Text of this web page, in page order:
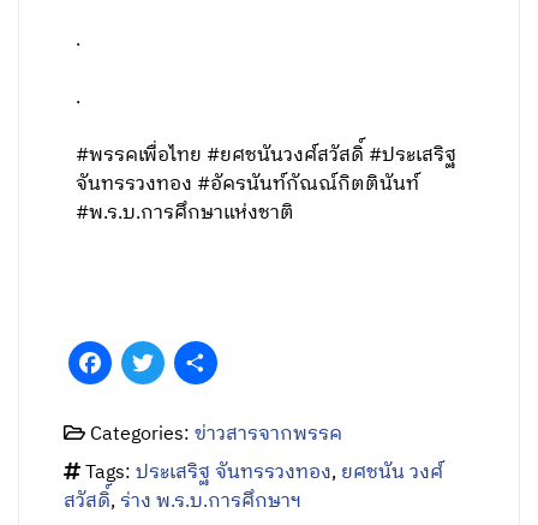
.
.
#พรรคเพื่อไทย #ยศชนันวงศ์สวัสดิ์ #ประเสริฐ
จันทรรวงทอง #อัครนันท์กัณณ์กิตตินันท์
#พ.ร.บ.การศึกษาแห่งชาติ
FacebookTwitter
Categories:ข่าวสารจากพรรค
Tags:ประเสริฐ จันทรรวงทอง,ยศชนัน วงศ์
สวัสดิ์,ร่าง พ.ร.บ.การศึกษาฯ